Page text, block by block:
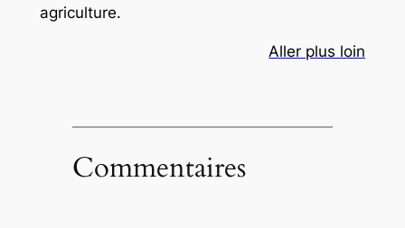
agriculture.
Aller plus loin
Commentaires